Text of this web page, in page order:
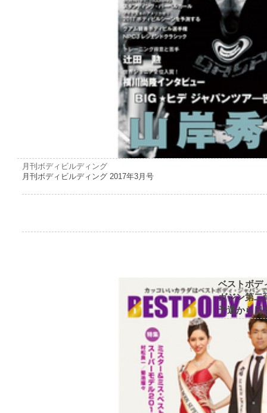
月刊ボディビルディング
月刊ボディビルディング 2017年3月号
ベストボデ
ガジン第二
予選から日